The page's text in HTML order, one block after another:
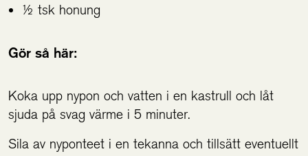
½ tsk honung
Gör så här:
Koka upp nypon och vatten i en kastrull och låt
sjuda på svag värme i 5 minuter.
Sila av nyponteet i en tekanna och tillsätt eventuellt